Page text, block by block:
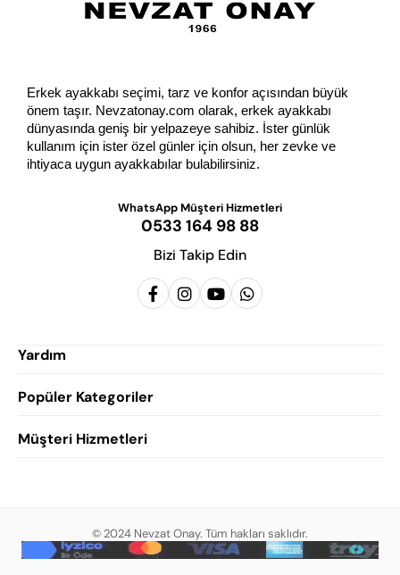
Erkek ayakkabı seçimi, tarz ve konfor açısından büyük
önem taşır. Nevzatonay.com olarak, erkek ayakkabı
dünyasında geniş bir yelpazeye sahibiz. İster günlük
kullanım için ister özel günler için olsun, her zevke ve
ihtiyaca uygun ayakkabılar bulabilirsiniz.
WhatsApp Müşteri Hizmetleri
0533 164 98 88
Bizi Takip Edin
Yardım
Hakkımızda
Popüler Kategoriler
Erkek Klasik Ayakkabı
Erkek Günlük Ayakkabı
Erkek Sandalet
Müşteri Hizmetleri
Mesafeli Satış Sözleşmesi
© 2024 Nevzat Onay. Tüm hakları saklıdır.